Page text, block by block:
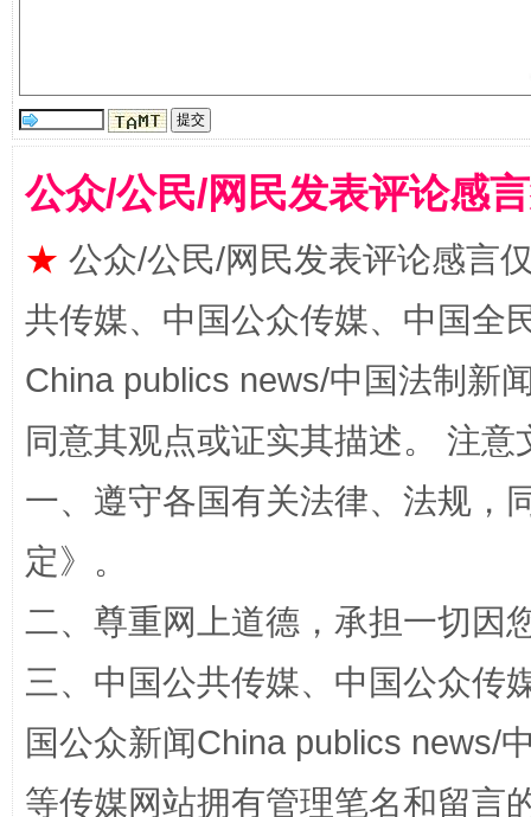
全民健身五年计划来了！等你上场
公众/公民/网民发表评论感
★ 公众/公民/网民发表评论感言
共传媒、中国公众传媒、中国全
China publics news/中国法制新
同意其观点或证实其描述。 注
一、遵守各国有关法律、法规，
定》。
二、尊重网上道德，承担一切因
三、中国公共传媒、中国公众传
国公众新闻China publics news/
等传媒网站拥有管理笔名和留言